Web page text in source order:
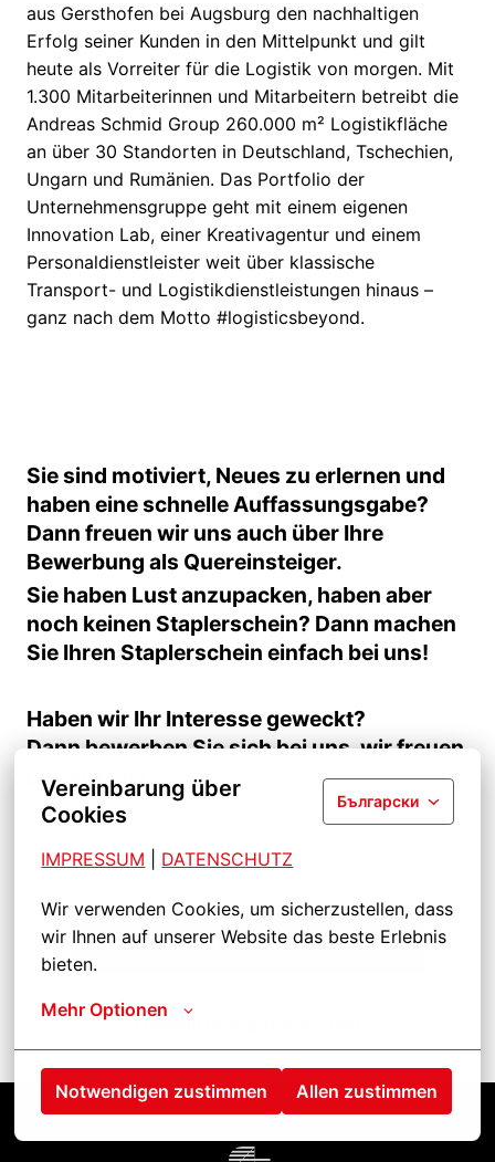
Vereinbarung über
Cookies
Български
IMPRESSUM DATENSCHUTZ
Wir verwenden Cookies, um sicherzustellen, dass
wir Ihnen auf unserer Website das beste Erlebnis
bieten.
Mehr Optionen
Notwendigen zustimmen Allen zustimmen
aus Gersthofen bei Augsburg den nachhaltigen
Erfolg seiner Kunden in den Mittelpunkt und gilt
heute als Vorreiter für die Logistik von morgen. Mit
1.300 Mitarbeiterinnen und Mitarbeitern betreibt die
Andreas Schmid Group 260.000 m² Logistikfläche
an über 30 Standorten in Deutschland, Tschechien,
Ungarn und Rumänien. Das Portfolio der
Unternehmensgruppe geht mit einem eigenen
Innovation Lab, einer Kreativagentur und einem
Personaldienstleister weit über klassische
Transport- und Logistikdienstleistungen hinaus –
ganz nach dem Motto #logisticsbeyond.
Sie sind motiviert, Neues zu erlernen und
haben eine schnelle Auffassungsgabe?
Dann freuen wir uns auch über Ihre
Bewerbung als Quereinsteiger.
Sie haben Lust anzupacken, haben aber
noch keinen Staplerschein? Dann machen
Sie Ihren Staplerschein einfach bei uns!
Haben wir Ihr Interesse geweckt?
Dann bewerben Sie sich bei uns, wir freuen
uns auf Sie!
Подать заявление
Поделиться должностью